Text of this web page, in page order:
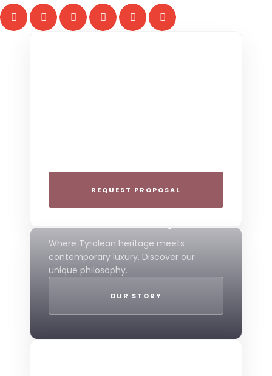
REQUEST PROPOSAL
THE 4-STAR SPIRIT
Where Tyrolean heritage meets
contemporary luxury. Discover our
unique philosophy.
OUR STORY